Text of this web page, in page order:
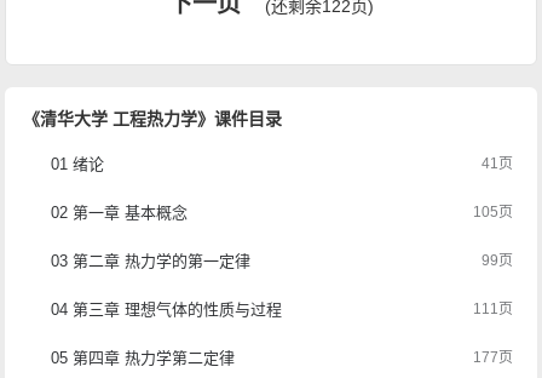
(还剩余122页)
《清华大学 工程热力学》课件目录
01 绪论 41页
02 第一章 基本概念 105页
03 第二章 热力学的第一定律 99页
04 第三章 理想气体的性质与过程 111页
05 第四章 热力学第二定律 177页